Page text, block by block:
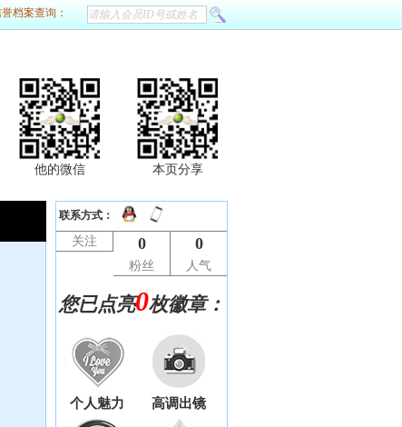
档案查询：
本页分享
他的微信
联系方式：
关注 0
粉丝
0
人气
您已点亮0枚徽章：
个人魅力 高调出镜